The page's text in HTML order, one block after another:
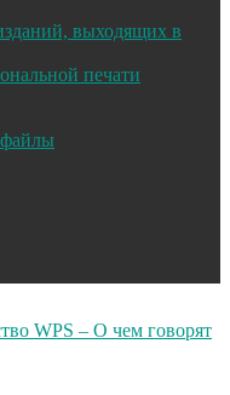
выходящих в
печати
WPS – О чем говорят